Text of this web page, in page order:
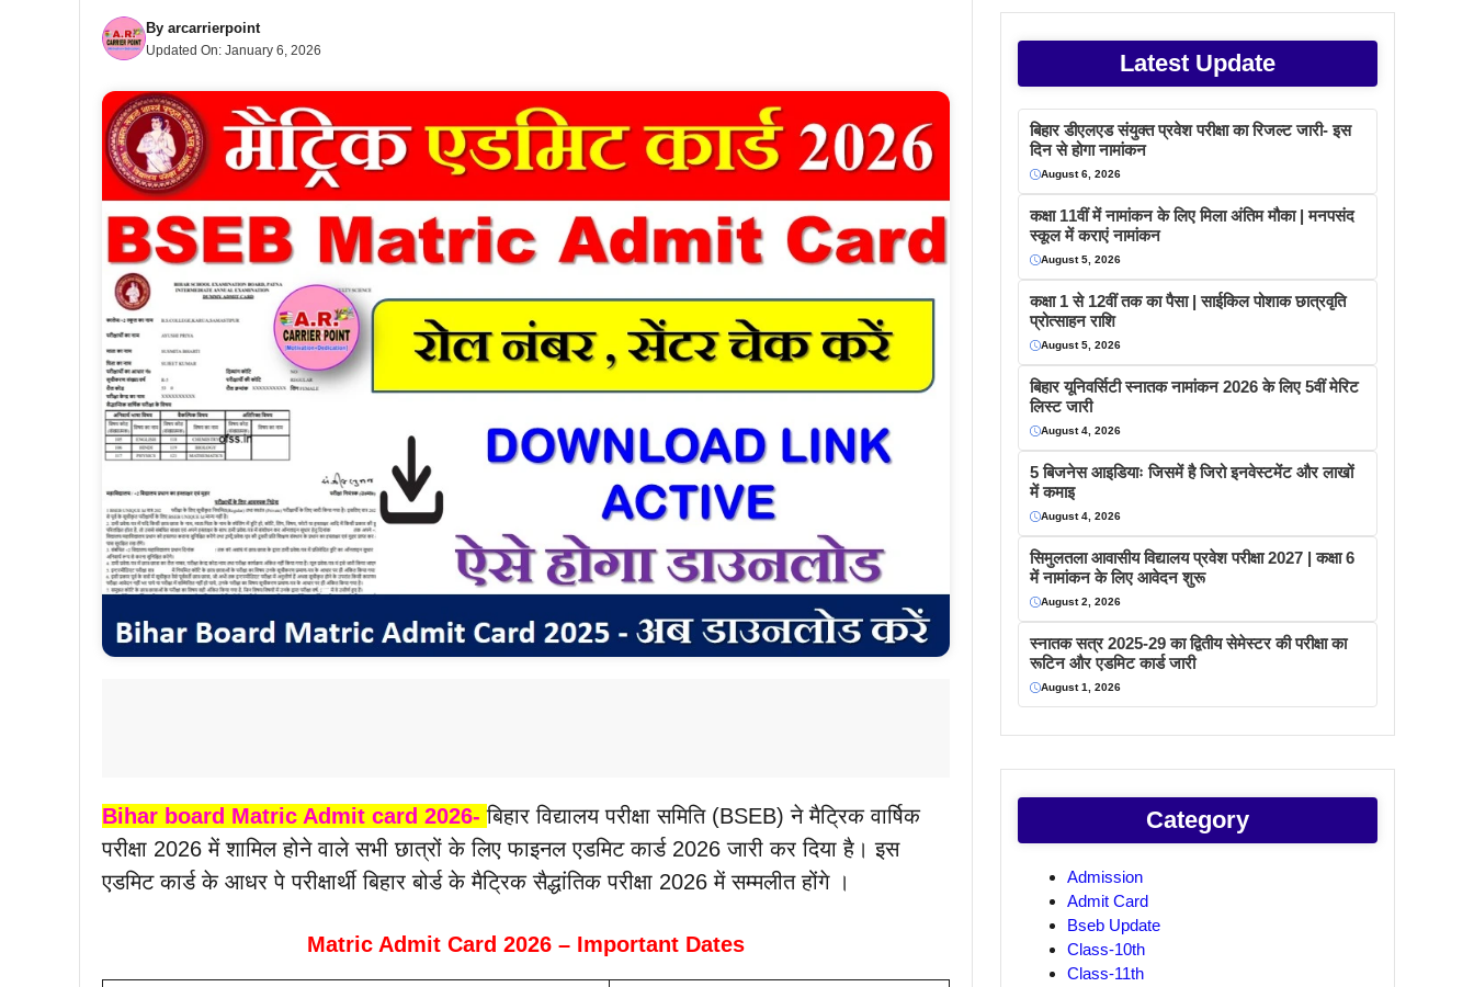
By arcarrierpoint
Updated On: January 6, 2026
Bihar board Matric Admit card 2026-बिहार विद्यालय परीक्षा समिति (BSEB) ने मैट्रिक वार्षिक
परीक्षा 2026 में शामिल होने वाले सभी छात्रों के लिए फाइनल एडमिट कार्ड 2026 जारी कर दिया है। इस
एडमिट कार्ड के आधर पे परीक्षार्थी बिहार बोर्ड के मैट्रिक सैद्धांतिक परीक्षा 2026 में सम्मलीत होंगे ।
Matric Admit Card 2026 – Important Dates
Latest Update
बिहार डीएलएड संयुक्त प्रवेश परीक्षा का रिजल्ट जारी- इस
दिन से होगा नामांकन
August 6, 2026
कक्षा 11वीं में नामांकन के लिए मिला अंतिम मौका | मनपसंद
स्कूल में कराएं नामांकन
August 5, 2026
कक्षा 1 से 12वीं तक का पैसा | साईकिल पोशाक छात्रवृति
प्रोत्साहन राशि
August 5, 2026
बिहार यूनिवर्सिटी स्नातक नामांकन 2026 के लिए 5वीं मेरिट
लिस्ट जारी
August 4, 2026
5 बिजनेस आइडियाः जिसमें है जिरो इनवेस्टमेंट और लाखों
में कमाइ
August 4, 2026
सिमुलतला आवासीय विद्यालय प्रवेश परीक्षा 2027 | कक्षा 6
में नामांकन के लिए आवेदन शुरू
August 2, 2026
स्नातक सत्र 2025-29 का द्वितीय सेमेस्टर की परीक्षा का
रूटिन और एडमिट कार्ड जारी
August 1, 2026
Category
Admission
Admit Card
Bseb Update
Class-10th
Class-11th